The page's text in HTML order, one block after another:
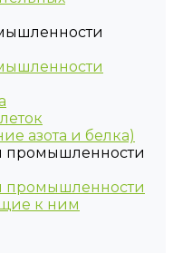
азота и белка)
промышленности
промышленности
к ним